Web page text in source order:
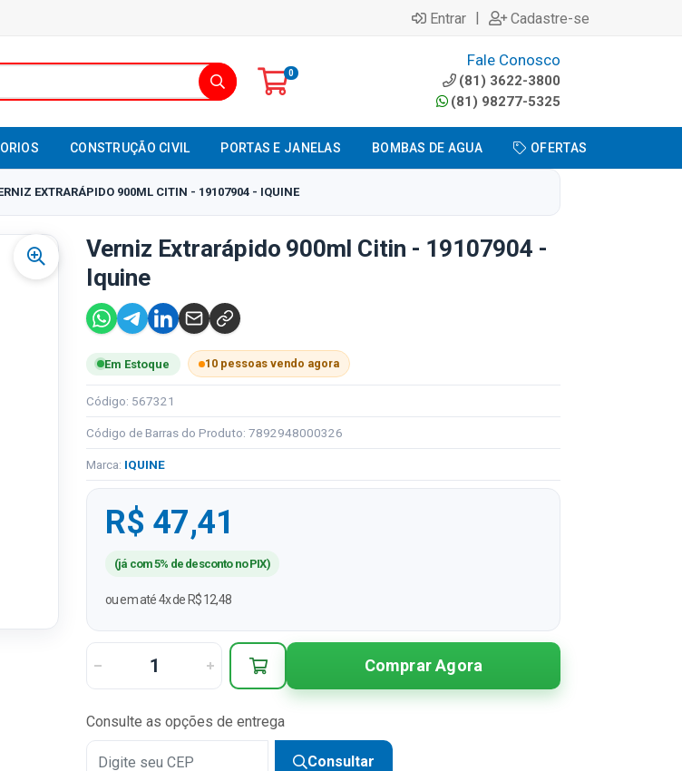
Entrar | Cadastre-se
0
Fale Conosco
(81) 3622-3800
(81) 98277-5325
CONSTRUÇÃO CIVIL PORTAS E JANELAS BOMBAS DE AGUA OFERTAS
EXTRARÁPIDO 900ML CITIN - 19107904 - IQUINE
Verniz Extrarápido 900ml Citin - 19107904 -
Iquine
Em Estoque 10 pessoas vendo agora
Código: 567321
Código de Barras do Produto: 7892948000326
Marca: IQUINE
R$ 47,41
(já com 5% de desconto no PIX)
ou em até 4x de R$ 12,48
Comprar Agora
Consulte as opções de entrega
Consultar